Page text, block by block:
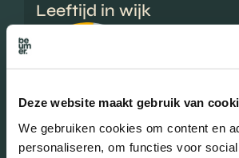
Deze website maakt gebruik van
We gebruiken cookies om content en
personaliseren, om functies voor
Leeftijd in wijk
25 - 45 jaar